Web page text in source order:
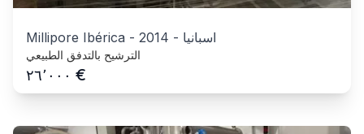
Millipore Ibérica - 2014 - اسبانيا
الترشيح بالتدفق الطبيعي
٢٦٬٠٠٠ €